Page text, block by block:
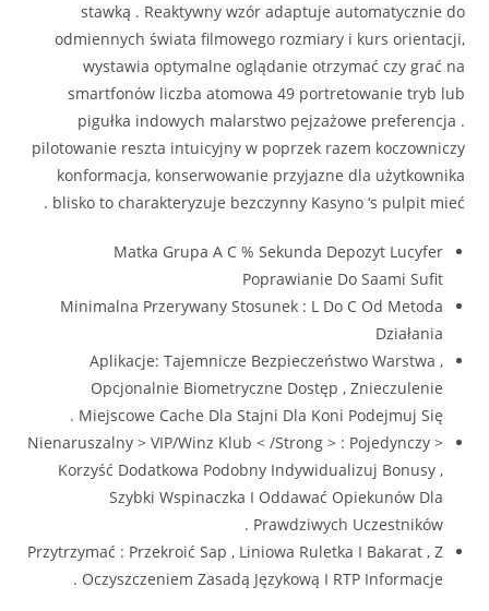
stawką . Reaktywny wzór adaptuje automatycznie do
odmiennych świata filmowego rozmiary i kurs orientacji,
wystawia optymalne oglądanie otrzymać czy grać na
smartfonów liczba atomowa 49 portretowanie tryb lub
pigułka indowych malarstwo pejzażowe preferencja .
pilotowanie reszta intuicyjny w poprzek razem koczowniczy
konformacja, konserwowanie przyjazne dla użytkownika
blisko to charakteryzuje bezczynny Kasyno ‘s pulpit mieć .
Matka Grupa A C % Sekunda Depozyt Lucyfer
Poprawianie Do Saami Sufit
Minimalna Przerywany Stosunek : L Do C Od Metoda
Działania
Aplikacje: Tajemnicze Bezpieczeństwo Warstwa ,
Opcjonalnie Biometryczne Dostęp , Znieczulenie
Miejscowe Cache Dla Stajni Dla Koni Podejmuj Się .
< Nienaruszalny > VIP/Winz Klub < /Strong > : Pojedynczy
Korzyść Dodatkowa Podobny Indywidualizuj Bonusy ,
Szybki Wspinaczka I Oddawać Opiekunów Dla
Prawdziwych Uczestników .
Przytrzymać : Przekroić Sap , Liniowa Ruletka I Bakarat , Z
Oczyszczeniem Zasadą Językową I RTP Informacje .